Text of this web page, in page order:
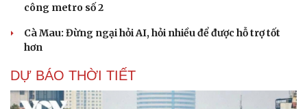
công metro số 2
Cà Mau: Đừng ngại hỏi AI, hỏi nhiều để được hỗ trợ tốt
hơn
DỰ BÁO THỜI TIẾT